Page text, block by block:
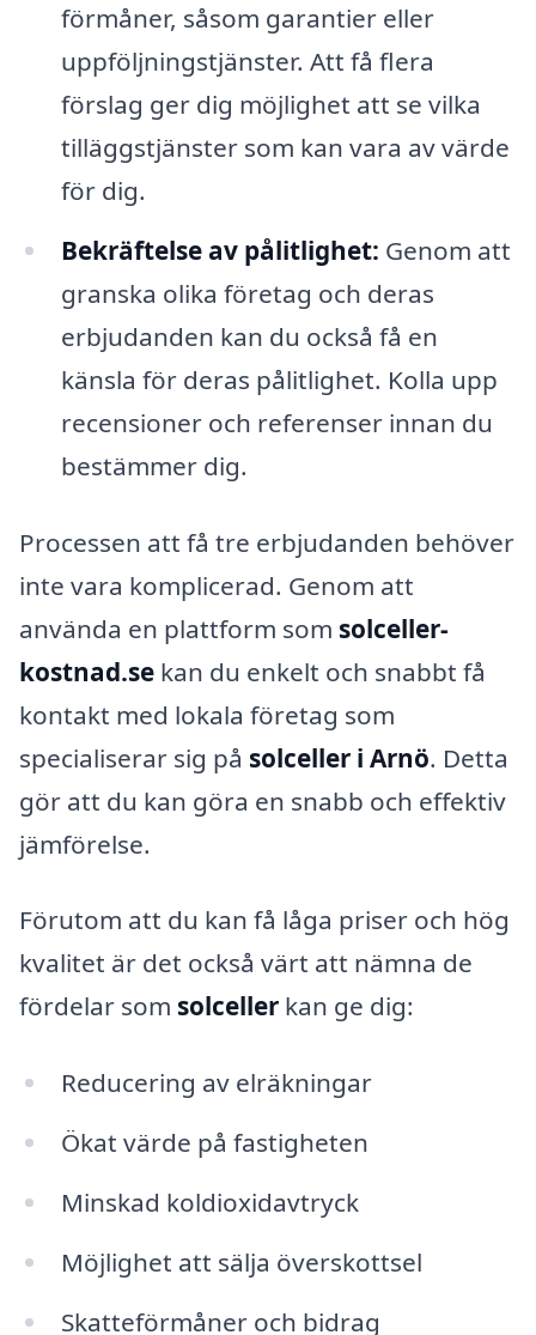
förmåner, såsom garantier eller
uppföljningstjänster. Att få flera
förslag ger dig möjlighet att se vilka
tilläggstjänster som kan vara av värde
för dig.
Bekräftelse av pålitlighet: Genom att
granska olika företag och deras
erbjudanden kan du också få en
känsla för deras pålitlighet. Kolla upp
recensioner och referenser innan du
bestämmer dig.
Processen att få tre erbjudanden behöver
inte vara komplicerad. Genom att
använda en plattform som solceller-
kostnad.se kan du enkelt och snabbt få
kontakt med lokala företag som
specialiserar sig på solceller i Arnö. Detta
gör att du kan göra en snabb och effektiv
jämförelse.
Förutom att du kan få låga priser och hög
kvalitet är det också värt att nämna de
fördelar som solceller kan ge dig:
Reducering av elräkningar
Ökat värde på fastigheten
Minskad koldioxidavtryck
Möjlighet att sälja överskottsel
Skatteförmåner och bidrag